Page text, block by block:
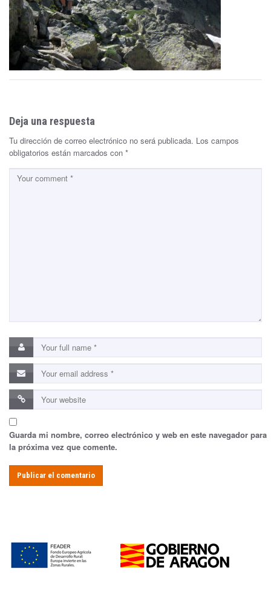
Deja una respuesta
Tu dirección de correo electrónico no será publicada. Los campos
obligatorios están marcados con *
Guarda mi nombre, correo electrónico y web en este navegador para
la próxima vez que comente.